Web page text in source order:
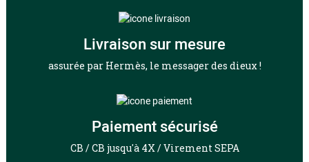
Livraison sur mesure
assurée par Hermès, le messager des dieux !
Paiement sécurisé
CB / CB jusqu'à 4X / Virement SEPA